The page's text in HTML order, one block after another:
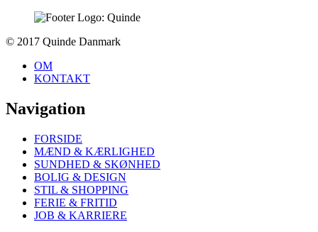
To
© 2017 Quinde Danmark
OM
KONTAKT
Navigation
FORSIDE
MÆND & KÆRLIGHED
SUNDHED & SKØNHED
BOLIG & DESIGN
STIL & SHOPPING
FERIE & FRITID
JOB & KARRIERE